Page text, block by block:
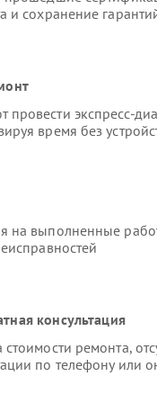
и сохранение
экспресс-
время без
на выполненные
консультация
ремонта,
по телефону или